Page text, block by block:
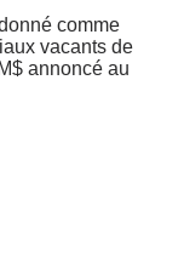
comme
vacants de
annoncé au